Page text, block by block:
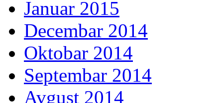
Januar 2015
Decembar 2014
Oktobar 2014
Septembar 2014
Avgust 2014